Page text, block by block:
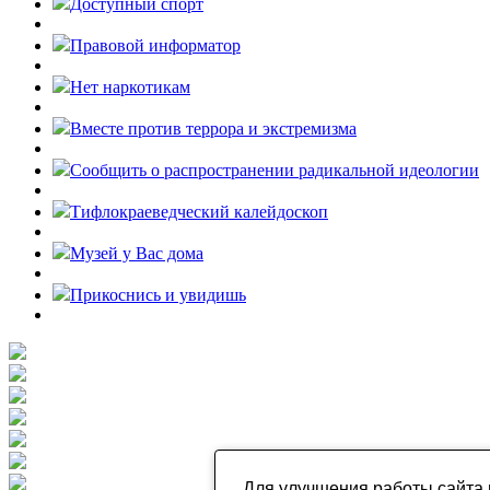
Доступный спорт
Правовой информатор
Нет наркотикам
Вместе против террора и экстремизма
Cообщить о распространении радикальной идеологии
Тифлокраеведческий калейдоскоп
Музей у Вас дома
Прикоснись и увидишь